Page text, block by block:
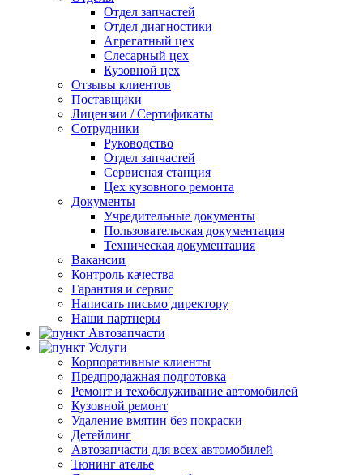
Отдел запчастей
Отдел диагностики
Агрегатный цех
Слесарный цех
Кузовной цех
Отзывы клиентов
Поставщики
Лицензии / Сертификаты
Сотрудники
Руководство
Отдел запчастей
Сервисная станция
Цех кузовного ремонта
Документы
Учредительные документы
Пользовательская документация
Техническая документация
Вакансии
Контроль качества
Гарантия и сервис
Написать письмо директору
Наши партнеры
Автозапчасти
Услуги
Корпоративные клиенты
Предпродажная подготовка
Ремонт и техобслуживание автомобилей
Кузовной ремонт
Удаление вмятин без покраски
Детейлинг
Автозапчасти для всех автомобилей
Тюнинг ателье